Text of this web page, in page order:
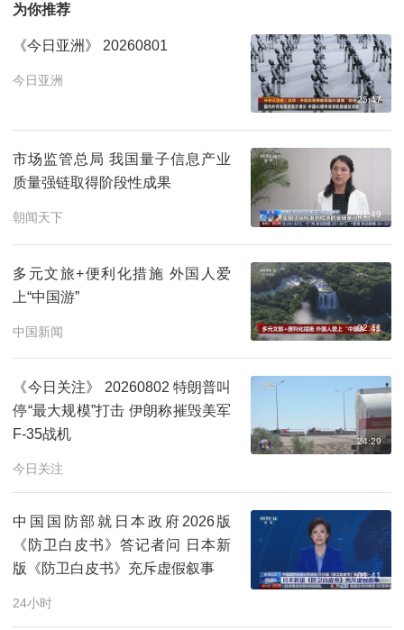
10:00
11:00 预约
11:32 天气预报 预约
11:39 焦点访谈 预约
为你推荐
《今日亚洲》 20260801
今日亚洲
25:47
市场监管总局 我国量子信息产业
质量强链取得阶段性成果
朝闻天下 01:49
多元文旅+便利化措施 外国人爱
上“中国游”
中国新闻 02:41
《今日关注》 20260802 特朗普叫
停“最大规模”打击 伊朗称摧毁美军
F-35战机
今日关注
24:29
中国国防部就日本政府2026版
《防卫白皮书》答记者问 日本新
版《防卫白皮书》充斥虚假叙事
24小时
01:41